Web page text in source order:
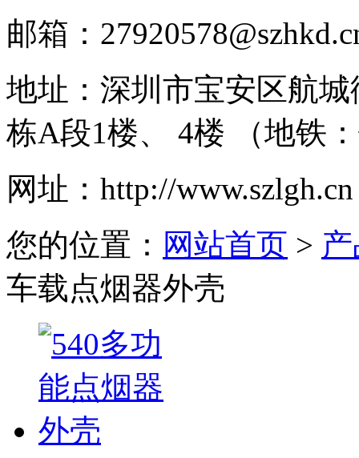
邮箱：
地址： 深圳市宝安区航
栋A段1楼、 4楼 （地铁
网址： http://www.szlgh.cn
您的位置： 网站首页 >
车载点烟器外壳